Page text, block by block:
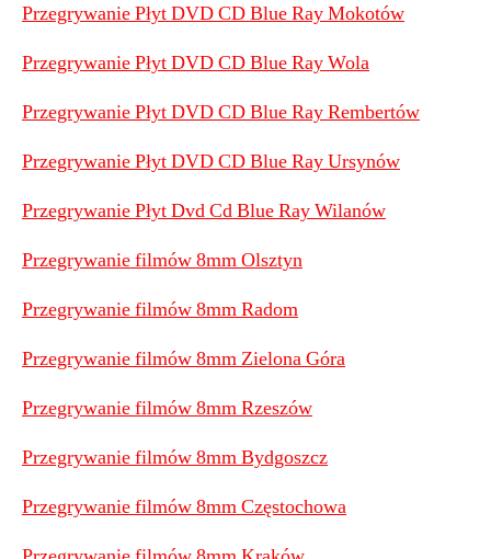
Przegrywanie Płyt DVD CD Blue Ray Mokotów
Przegrywanie Płyt DVD CD Blue Ray Wola
Przegrywanie Płyt DVD CD Blue Ray Rembertów
Przegrywanie Płyt DVD CD Blue Ray Ursynów
Przegrywanie Płyt Dvd Cd Blue Ray Wilanów
Przegrywanie filmów 8mm Olsztyn
Przegrywanie filmów 8mm Radom
Przegrywanie filmów 8mm Zielona Góra
Przegrywanie filmów 8mm Rzeszów
Przegrywanie filmów 8mm Bydgoszcz
Przegrywanie filmów 8mm Częstochowa